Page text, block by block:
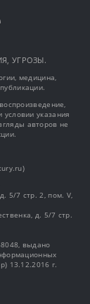
УГРОЗЫ.
медицина,
условии указания
авторов не
5/7 стр. 2, пом. V,
д. 5/7 стр.
выдано
13.12.2016 г.